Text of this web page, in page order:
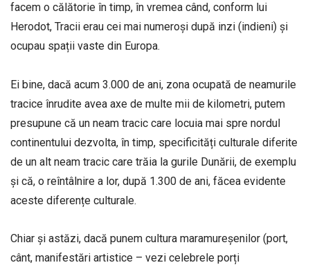
facem o călătorie în timp, în vremea când, conform lui
Herodot, Tracii erau cei mai numeroși după inzi (indieni) și
ocupau spații vaste din Europa.
Ei bine, dacă acum 3.000 de ani, zona ocupată de neamurile
tracice înrudite avea axe de multe mii de kilometri, putem
presupune că un neam tracic care locuia mai spre nordul
continentului dezvolta, în timp, specificități culturale diferite
de un alt neam tracic care trăia la gurile Dunării, de exemplu
și că, o reîntâlnire a lor, după 1.300 de ani, făcea evidente
aceste diferențe culturale.
Chiar și astăzi, dacă punem cultura maramureșenilor (port,
cânt, manifestări artistice – vezi celebrele porți